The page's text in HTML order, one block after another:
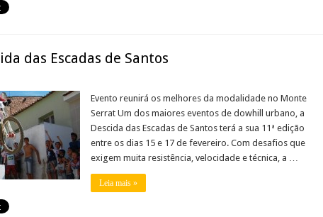
das Escadas de Santos
Evento reunirá os melhores da modalidade no Monte
Serrat Um dos maiores eventos de dowhill urbano, a
Descida das Escadas de Santos terá a sua 11ª edição
entre os dias 15 e 17 de fevereiro. Com desafios que
exigem muita resistência, velocidade e técnica, a …
Leia mais »